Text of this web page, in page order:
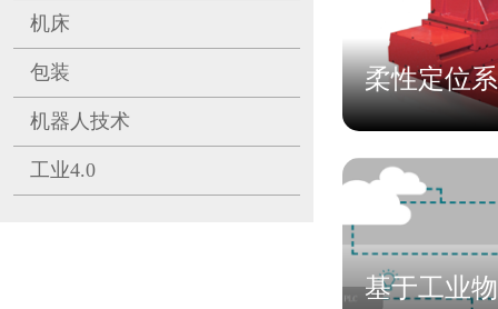
柔性定位
基于工业
机床
包装
机器人技术
工业4.0